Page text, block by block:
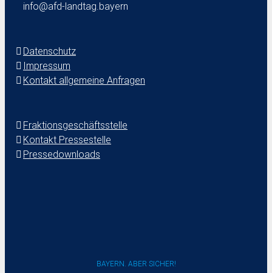
info@afd-landtag.bayern
Datenschutz
Impressum
Kontakt allgemeine Anfragen
Fraktionsgeschäftsstelle
Kontakt Pressestelle
Pressedownloads
BAYERN. ABER SICHER!